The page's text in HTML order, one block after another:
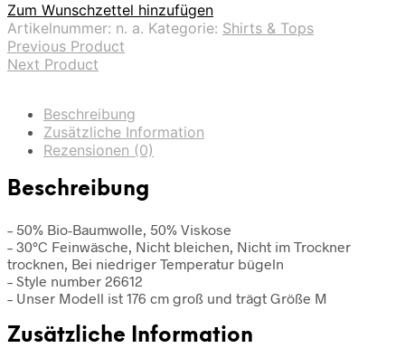
Zum Wunschzettel hinzufügen
Artikelnummer: n. a. Kategorie: Shirts & Tops
Previous Product
Next Product
Beschreibung
Zusätzliche Information
Rezensionen (0)
Beschreibung
– 50% Bio-Baumwolle, 50% Viskose
– 30°C Feinwäsche, Nicht bleichen, Nicht im Trockner
trocknen, Bei niedriger Temperatur bügeln
– Style number 26612
– Unser Modell ist 176 cm groß und trägt Größe M
Zusätzliche Information